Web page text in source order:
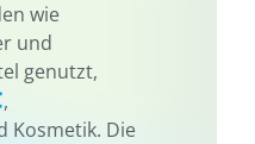
wie
und
genutzt,
,
Kosmetik. Die